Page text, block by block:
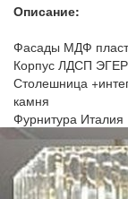
Описание:
Фасады МДФ
Корпус ЛДСП ЭГЕР
Столешница
камня
Фурнитура Италия